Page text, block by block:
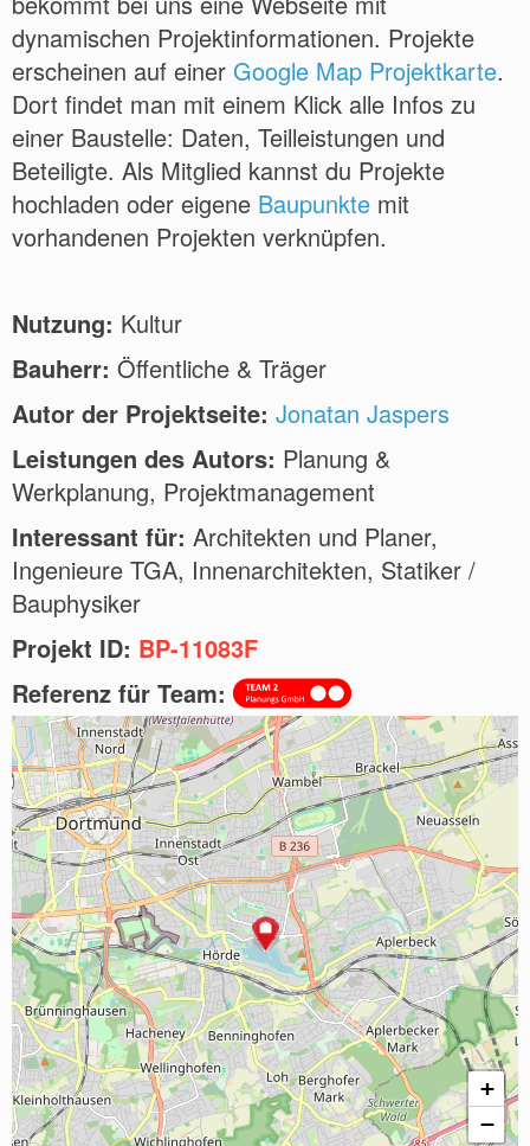
dynamischen Projektinformationen. Projekte
erscheinen auf einer Google Map Projektkarte.
Dort findet man mit einem Klick alle Infos zu
einer Baustelle: Daten, Teilleistungen und
Beteiligte. Als Mitglied kannst du Projekte
hochladen oder eigene Baupunkte mit
vorhandenen Projekten verknüpfen.
Nutzung: Kultur
Bauherr: Öffentliche & Träger
Autor der Projektseite: Jonatan Jaspers
Leistungen des Autors: Planung &
Werkplanung, Projektmanagement
Interessant für: Architekten und Planer,
Ingenieure TGA, Innenarchitekten, Statiker /
Bauphysiker
Projekt ID: BP-11083F
Referenz für Team:
+
−